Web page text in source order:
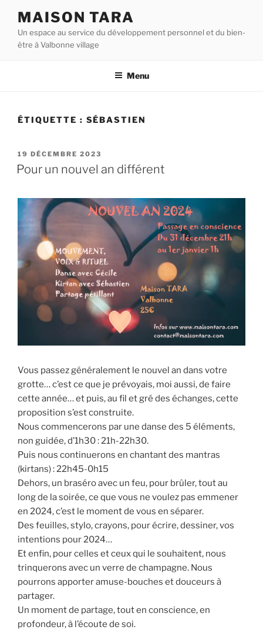
contenu
principal
MAISON TARA
Un espace au service du développement personnel et du bien-
être à Valbonne village
Menu
ÉTIQUETTE : SÉBASTIEN
PUBLIÉ
LE
19 DÉCEMBRE 2023
Pour un nouvel an différent
Vous passez généralement le nouvel an dans votre
grotte… c’est ce que je prévoyais, moi aussi, de faire
cette année… et puis, au fil et gré des échanges, cette
proposition s’est construite.
Nous commencerons par une danse des 5 éléments,
non guidée, d’1h30 : 21h-22h30.
Puis nous continuerons en chantant des mantras
(kirtans) : 22h45-0h15
Dehors, un braséro avec un feu, pour brûler, tout au
long de la soirée, ce que vous ne voulez pas emmener
en 2024, c’est le moment de vous en séparer.
Des feuilles, stylo, crayons, pour écrire, dessiner, vos
intentions pour 2024…
Et enfin, pour celles et ceux qui le souhaitent, nous
trinquerons avec un verre de champagne. Nous
pourrons apporter amuse-bouches et douceurs à
partager.
Un moment de partage, tout en conscience, en
profondeur, à l’écoute de soi.